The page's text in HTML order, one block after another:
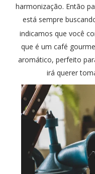
harmonização. Então
está sempre
indicamos que você
que é um café
aromático, perfeito
irá querer